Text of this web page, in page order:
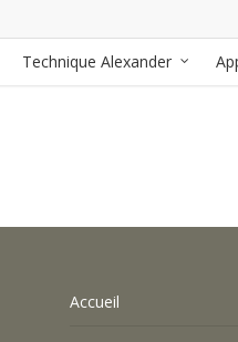
Technique Alexander
Accueil